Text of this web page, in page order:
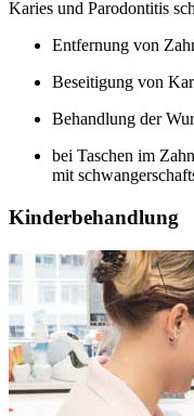
Karies und Parodontitis
Entfernung von
Beseitigung von
Behandlung der
bei Taschen im
mit
Kinderbehandlung